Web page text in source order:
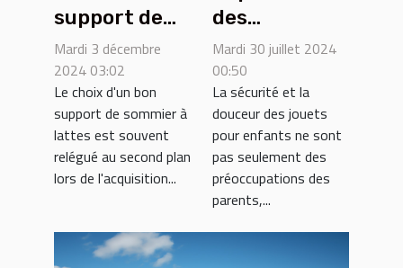
support de
sommier à
lattes peut
prolonger la
vie de votre
matelas
Mardi 3 décembre
2024 03:02
Le choix d'un bon
support de sommier à
lattes est souvent
relégué au second plan
lors de l'acquisition...
des
tendances
des jouets
doux et
sécurisés
pour enfants
Mardi 30 juillet 2024
00:50
La sécurité et la
douceur des jouets
pour enfants ne sont
pas seulement des
préoccupations des
parents,...